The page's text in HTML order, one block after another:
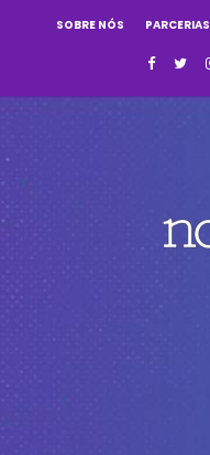
SOBRE NÓS PARCERIAS